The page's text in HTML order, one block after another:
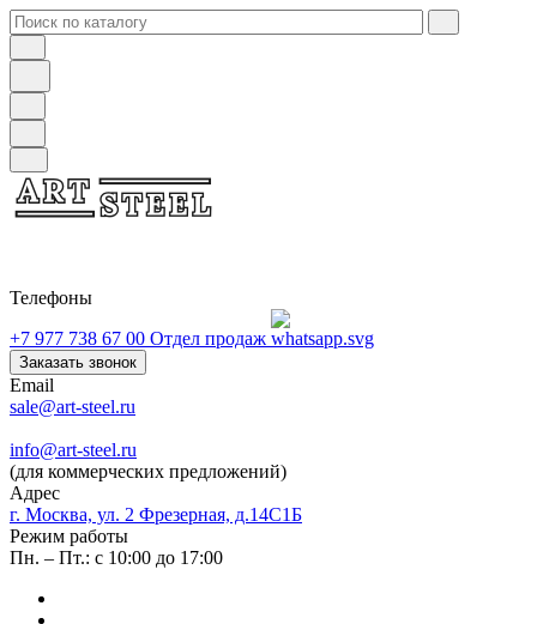
Телефоны
+7 977 738 67 00 Отдел продаж
Заказать звонок
Email
sale@art-steel.ru
info@art-steel.ru
(для коммерческих предложений)
Адрес
г. Москва, ул. 2 Фрезерная, д.14С1Б
Режим работы
Пн. – Пт.: с 10:00 до 17:00